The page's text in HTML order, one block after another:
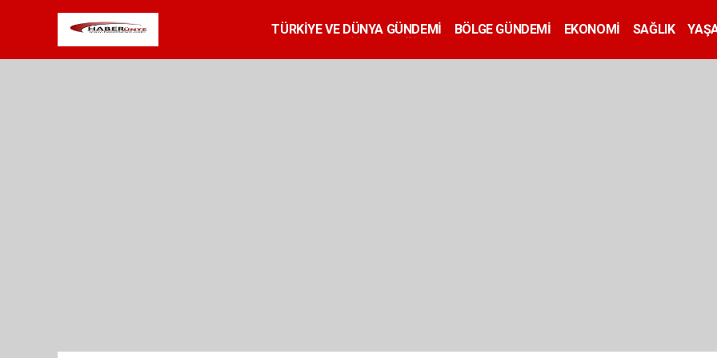
TÜRKİYE VE DÜNYA GÜNDEMİ BÖLGE GÜNDEMİ EKONOMİ SAĞLIK